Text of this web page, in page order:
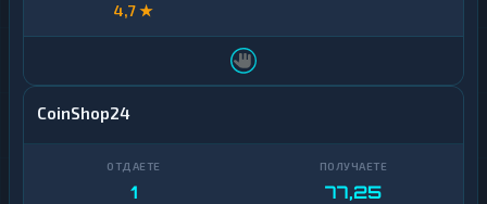
4,7 ★
CoinShop24
1 77,25